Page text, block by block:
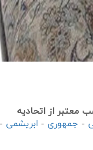
معتبر از اتحادیه
- جمهوری - ابریشمی